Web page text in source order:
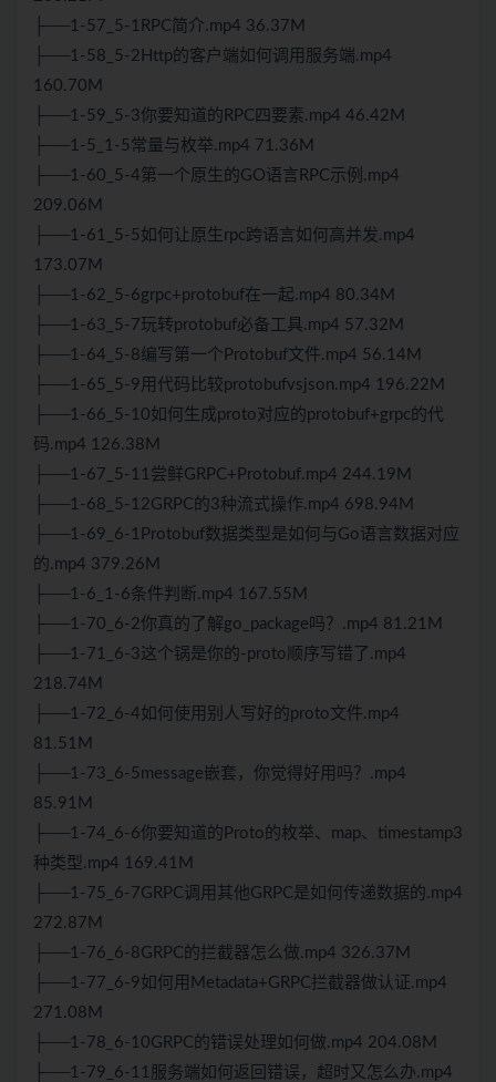
├──1-57_5-1RPC简介.mp4 36.37M
├──1-58_5-2Http的客户端如何调用服务端.mp4
160.70M
├──1-59_5-3你要知道的RPC四要素.mp4 46.42M
├──1-5_1-5常量与枚举.mp4 71.36M
├──1-60_5-4第一个原生的GO语言RPC示例.mp4
209.06M
├──1-61_5-5如何让原生rpc跨语言如何高并发.mp4
173.07M
├──1-62_5-6grpc+protobuf在一起.mp4 80.34M
├──1-63_5-7玩转protobuf必备工具.mp4 57.32M
├──1-64_5-8编写第一个Protobuf文件.mp4 56.14M
├──1-65_5-9用代码比较protobufvsjson.mp4 196.22M
├──1-66_5-10如何生成proto对应的protobuf+grpc的代
码.mp4 126.38M
├──1-67_5-11尝鲜GRPC+Protobuf.mp4 244.19M
├──1-68_5-12GRPC的3种流式操作.mp4 698.94M
├──1-69_6-1Protobuf数据类型是如何与Go语言数据对应
的.mp4 379.26M
├──1-6_1-6条件判断.mp4 167.55M
├──1-70_6-2你真的了解go_package吗？.mp4 81.21M
├──1-71_6-3这个锅是你的-proto顺序写错了.mp4
218.74M
├──1-72_6-4如何使用别人写好的proto文件.mp4
81.51M
├──1-73_6-5message嵌套，你觉得好用吗？.mp4
85.91M
├──1-74_6-6你要知道的Proto的枚举、map、timestamp3
种类型.mp4 169.41M
├──1-75_6-7GRPC调用其他GRPC是如何传递数据的.mp4
272.87M
├──1-76_6-8GRPC的拦截器怎么做.mp4 326.37M
├──1-77_6-9如何用Metadata+GRPC拦截器做认证.mp4
271.08M
├──1-78_6-10GRPC的错误处理如何做.mp4 204.08M
├──1-79_6-11服务端如何返回错误，超时又怎么办.mp4